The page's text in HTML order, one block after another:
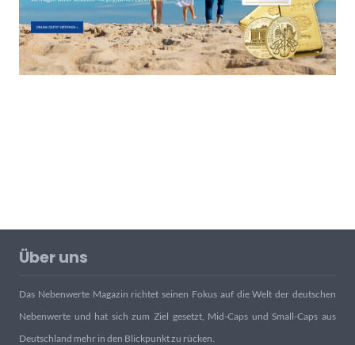
Über uns
Das Nebenwerte Magazin richtet seinen Fokus auf die Welt der deutschen
Nebenwerte und hat sich zum Ziel gesetzt, Mid-Caps und Small-Caps aus
Deutschland mehr in den Blickpunkt zu rücken.